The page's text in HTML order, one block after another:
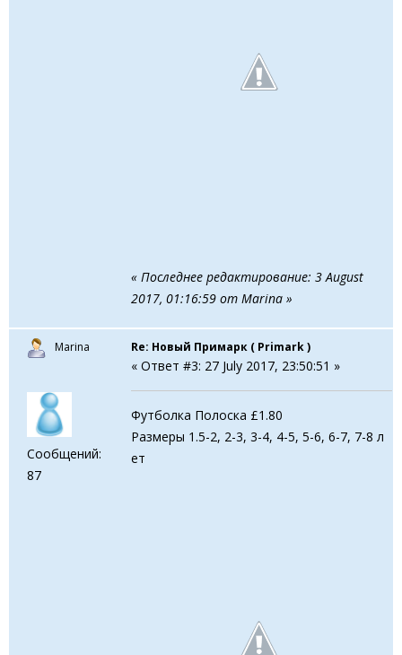
« Последнее редактирование: 3 August
2017, 01:16:59 от Marina »
Marina
Сообщений:
87
Re: Новый Примарк ( Primark )
« Ответ #3: 27 July 2017, 23:50:51 »
Футболка Полоска £1.80
Размеры 1.5-2, 2-3, 3-4, 4-5, 5-6, 6-7, 7-8 л
ет